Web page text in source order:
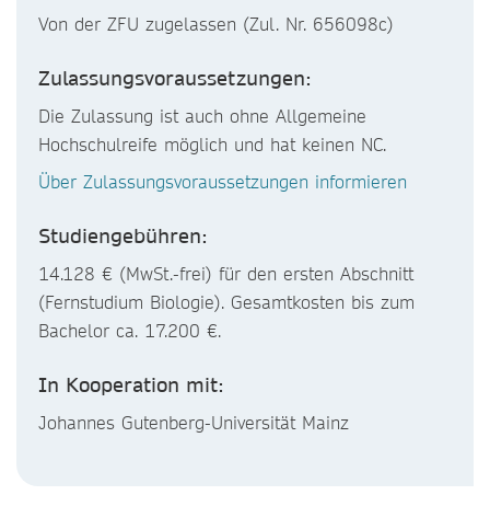
Von der ZFU zugelassen (Zul. Nr. 656098c)
Zulassungsvoraussetzungen:
Die Zulassung ist auch ohne Allgemeine
Hochschulreife möglich und hat keinen NC.
Über Zulassungsvoraussetzungen informieren
Studiengebühren:
14.128 € (MwSt.-frei) für den ersten Abschnitt
(Fernstudium Biologie). Gesamtkosten bis zum
Bachelor ca. 17.200 €.
In Kooperation mit:
Johannes Gutenberg-Universität Mainz